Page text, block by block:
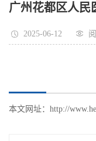
广州花都区人民
2025-06-12
本文网址： http://